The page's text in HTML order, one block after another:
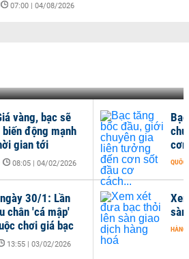
07:00 | 04/08/2026
HÀNG
vàng, bạc sẽ
động mạnh
gian tới
08:05 | 04/02/2026
30/1: Lần
chân 'cá mập'
chơi giá bạc
13:55 | 03/02/2026
QUỐC